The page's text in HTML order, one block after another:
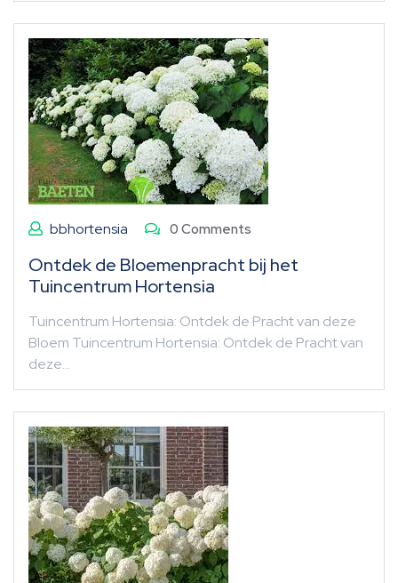
bbhortensia 0 Comments
Ontdek de Bloemenpracht bij het
Tuincentrum Hortensia
Tuincentrum Hortensia: Ontdek de Pracht van deze
Bloem Tuincentrum Hortensia: Ontdek de Pracht van
deze…